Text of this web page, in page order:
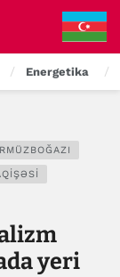
Energetika
yeri